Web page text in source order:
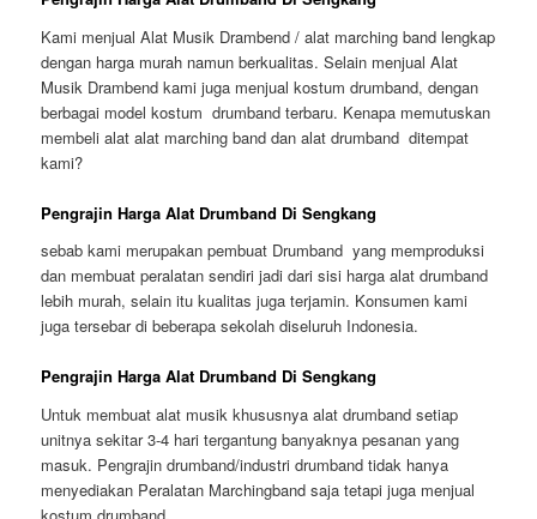
Kami menjual Alat Musik Drambend / alat marching band lengkap
dengan harga murah namun berkualitas. Selain menjual Alat
Musik Drambend kami juga menjual kostum drumband, dengan
berbagai model kostum drumband terbaru. Kenapa memutuskan
membeli alat alat marching band dan alat drumband ditempat
kami?
Pengrajin Harga Alat Drumband Di Sengkang
sebab kami merupakan pembuat Drumband yang memproduksi
dan membuat peralatan sendiri jadi dari sisi harga alat drumband
lebih murah, selain itu kualitas juga terjamin. Konsumen kami
juga tersebar di beberapa sekolah diseluruh Indonesia.
Pengrajin Harga Alat Drumband Di Sengkang
Untuk membuat alat musik khususnya alat drumband setiap
unitnya sekitar 3-4 hari tergantung banyaknya pesanan yang
masuk. Pengrajin drumband/industri drumband tidak hanya
menyediakan Peralatan Marchingband saja tetapi juga menjual